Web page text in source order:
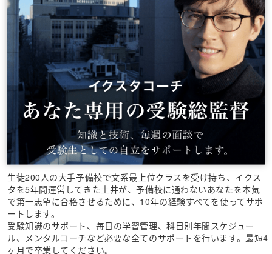
生徒200人の大手予備校で文系最上位クラスを受け持ち、イクス
タを5年間運営してきた土井が、予備校に通わないあなたを本気
で第一志望に合格させるために、10年の経験すべてを使ってサポ
ートします。
受験知識のサポート、毎日の学習管理、科目別年間スケジュー
ル、メンタルコーチなど必要な全てのサポートを行います。最短4
ヶ月で卒業してください。